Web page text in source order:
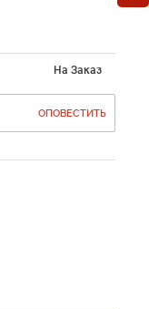
На Заказ
ОПОВЕСТИТЬ